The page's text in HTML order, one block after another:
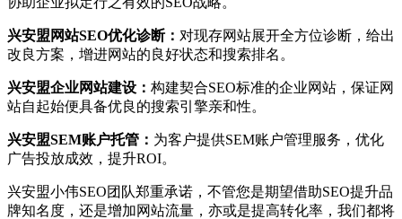
兴安盟网站SEO优化诊断： 对现存网站展开全方位诊断，给出
改良方案，增进网站的良好状态和搜索排名。
兴安盟企业网站建设： 构建契合SEO标准的企业网站，保证网
站自起始便具备优良的搜索引擎亲和性。
兴安盟SEM账户托管： 为客户提供SEM账户管理服务，优化
广告投放成效，提升ROI。
兴安盟小伟SEO团队郑重承诺，不管您是期望借助SEO提升品
牌知名度，还是增加网站流量，亦或是提高转化率，我们都将